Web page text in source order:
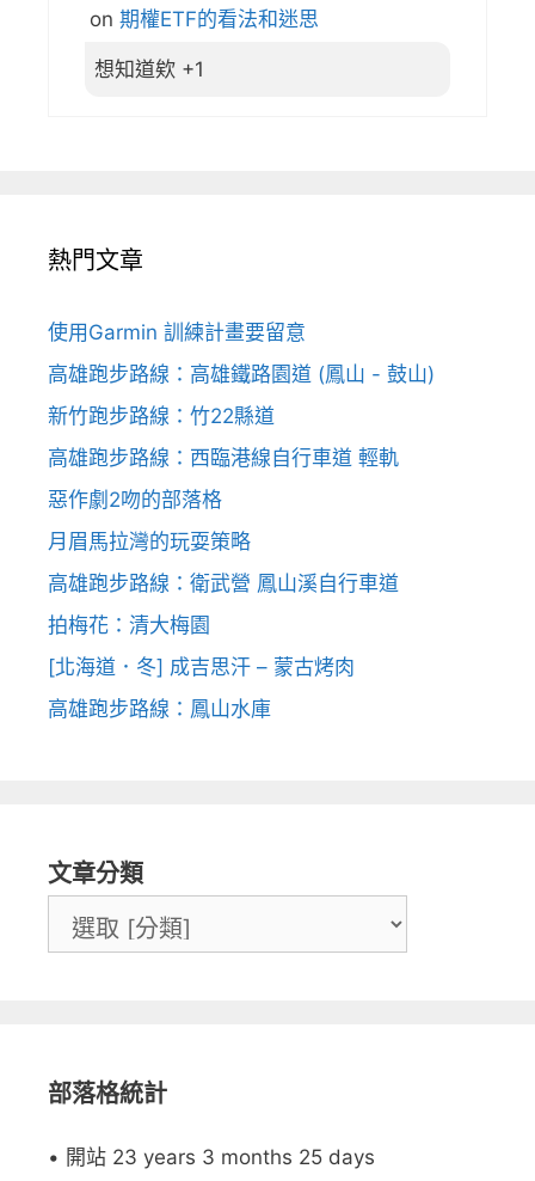
on 期權ETF的看法和迷思
想知道欸 +1
熱門文章
使用Garmin 訓練計畫要留意
高雄跑步路線：高雄鐵路園道 (鳳山 - 鼓山)
新竹跑步路線：竹22縣道
高雄跑步路線：西臨港線自行車道 輕軌
惡作劇2吻的部落格
月眉馬拉灣的玩耍策略
高雄跑步路線：衛武營 鳳山溪自行車道
拍梅花：清大梅園
[北海道．冬] 成吉思汗 – 蒙古烤肉
高雄跑步路線：鳳山水庫
文章分類
部落格統計
• 開站 23 years 3 months 25 days